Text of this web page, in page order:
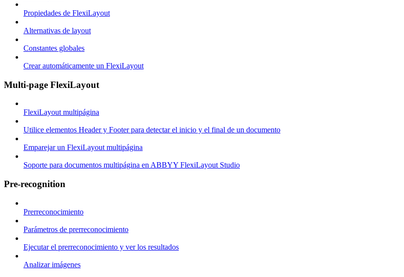
Propiedades de FlexiLayout
Alternativas de layout
Constantes globales
Crear automáticamente un FlexiLayout
Multi-page FlexiLayout
FlexiLayout multipágina
Utilice elementos Header y Footer para detectar el inicio y el final de un documento
Emparejar un FlexiLayout multipágina
Soporte para documentos multipágina en ABBYY FlexiLayout Studio
Pre-recognition
Prerreconocimiento
Parámetros de prerreconocimiento
Ejecutar el prerreconocimiento y ver los resultados
Analizar imágenes